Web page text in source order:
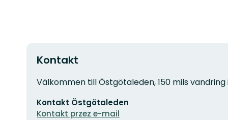
Kontakt
Adres
Välkommen till Östgötaleden, 150 mils
e-
mail
Kontakt Östgötaleden
Kontakt przez e-mail